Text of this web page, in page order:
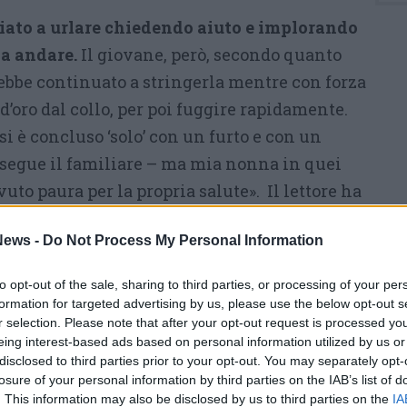
- Do Not Process My Personal Information
opt-out of the sale, sharing to third parties, or processing of your
for targeted advertising by us, please use the below opt-out
selection. Please note that after your opt-out request is processed
interest-based ads based on personal information utilized by us
to third parties prior to your opt-out. You may separately
of your personal information by third parties on the IAB’s list of
This information may also be disclosed by us to third parties on the
a urlare chiedendo aiuto e implorando
andare. Il giovane, però, secondo quanto
continuato a stringerla mentre con forza
dal collo, per poi fuggire rapidamente.
è concluso ‘solo’ con un furto e con un
il familiare – ma mia nonna in quei
paura per la propria salute». Il lettore ha
quanto accaduto per richiamare
sicurezza urbana. «Mi chiedo se questa
vivere. Un’aggressione fisica e una
giorno, in una delle vie più frequentate.
13.30, cosa potrebbe succedere di sera o di
sottolinea di non voler alimentare